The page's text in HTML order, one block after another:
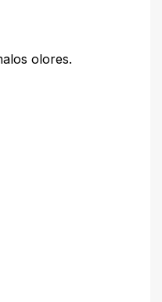
olores.